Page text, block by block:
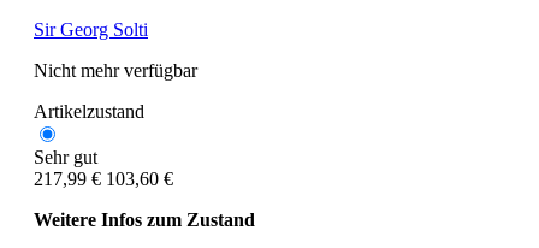
Sir Georg Solti
Nicht mehr verfügbar
Artikelzustand
Sehr gut
217,99 € 103,60 €
Weitere Infos zum Zustand